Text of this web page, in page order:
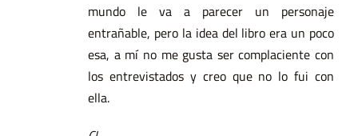
mundo le va a parecer un personaje
entrañable, pero la idea del libro era un poco
esa, a mí no me gusta ser complaciente con
los entrevistados y creo que no lo fui con
ella.